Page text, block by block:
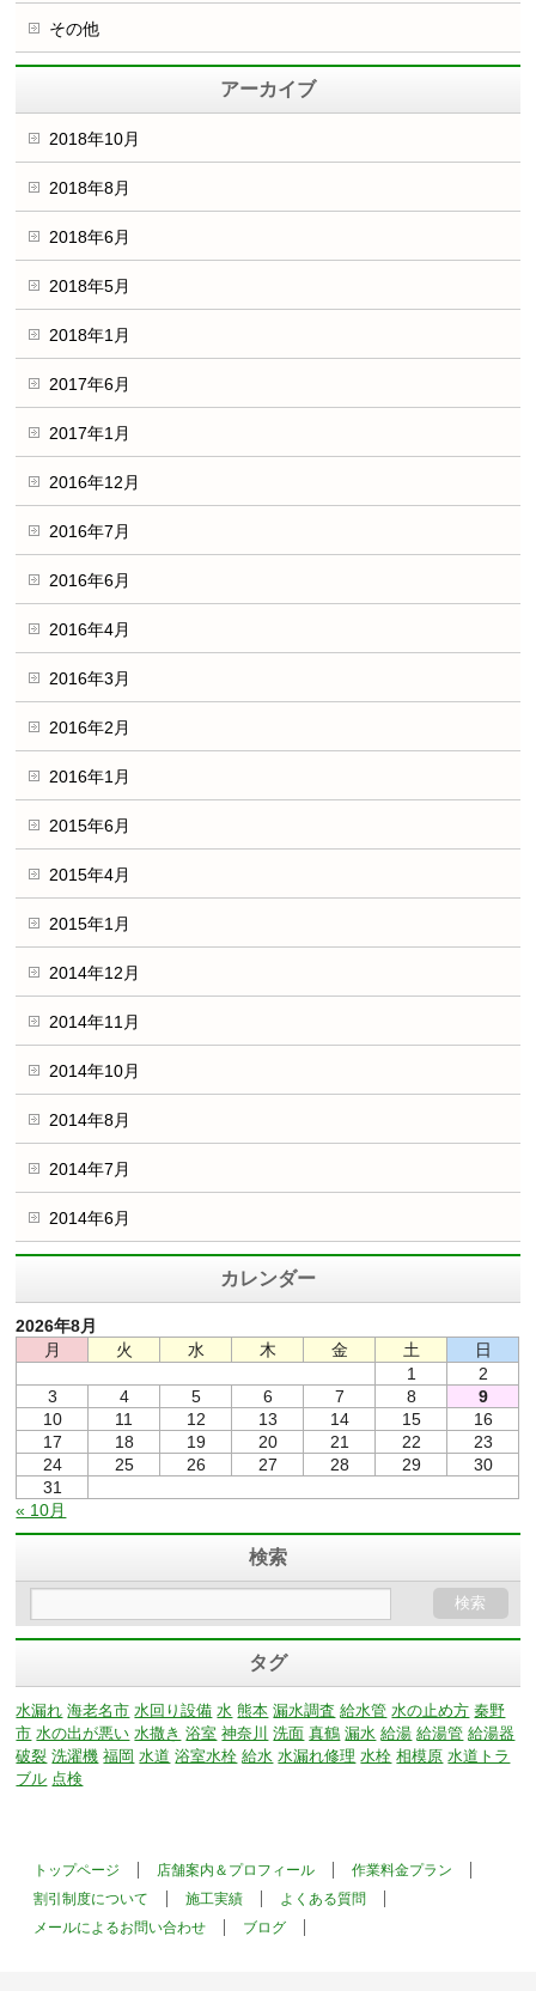
その他
アーカイブ
2018年10月
2018年8月
2018年6月
2018年5月
2018年1月
2017年6月
2017年1月
2016年12月
2016年7月
2016年6月
2016年4月
2016年3月
2016年2月
2016年1月
2015年6月
2015年4月
2015年1月
2014年12月
2014年11月
2014年10月
2014年8月
2014年7月
2014年6月
カレンダー
2026年8月
月
火 水 木 金 土
日
1
2
3
4 5 6 7 8
9
10
11 12 13 14 15
16
17
18 19 20 21 22
23
24
25 26 27 28 29
30
31
« 10月
検索
タグ
水漏れ 海老名市 水回り設備 水 熊本 漏水調査 給水管 水の止め方 秦野
市 水の出が悪い 水撒き 浴室 神奈川 洗面 真鶴 漏水 給湯 給湯管 給湯器
破裂 洗濯機 福岡 水道 浴室水栓 給水 水漏れ修理 水栓 相模原 水道トラ
ブル 点検
トップページ 店舗案内＆プロフィール
作業料金プラン
割引制度について
施工実績
よくある質問
メールによるお問い合わせ
ブログ